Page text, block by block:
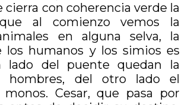
cierra con coherencia verde la
al comienzo vemos la
en alguna selva, la
los humanos y los simios es
lado del puente quedan la
hombres, del otro lado el
Cesar, que pasa por